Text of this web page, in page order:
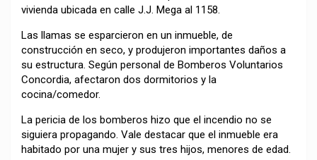
vivienda ubicada en calle J.J. Mega al 1158.
Las llamas se esparcieron en un inmueble, de
construcción en seco, y produjeron importantes daños a
su estructura. Según personal de Bomberos Voluntarios
Concordia, afectaron dos dormitorios y la
cocina/comedor.
La pericia de los bomberos hizo que el incendio no se
siguiera propagando. Vale destacar que el inmueble era
habitado por una mujer y sus tres hijos, menores de edad.